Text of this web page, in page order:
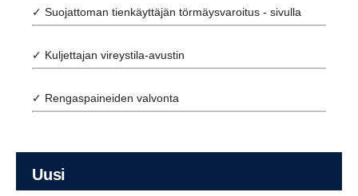
✓ Suojattoman tienkäyttäjän törmäysvaroitus - sivulla
✓ Kuljettajan vireystila-avustin
✓ Rengaspaineiden valvonta
Uusi